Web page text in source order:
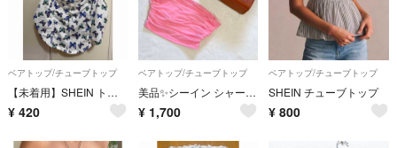
ベアトップ/チューブトップ
【未着用】SHEIN トップス チューブトップ Lサイズ
¥ 420
ベアトップ/チューブトップ
美品✨シーイン シャーリング チューブトップ 無地 S 桃 ナイロン レイヤード
¥ 1,700
ベアトップ/チューブトップ
SHEIN チューブトップ
¥ 800